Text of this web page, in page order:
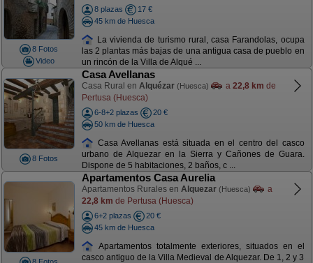
8 Fotos
Video
8 plazas
17 €
45 km de Huesca
La vivienda de turismo rural, casa Farandolas, ocupa
las 2 plantas más bajas de una antigua casa de pueblo en
un rincón de la Villa de Alqué ...
8 Fotos
Casa Avellanas
Casa Rural en Alquézar (Huesca) a 22,8 km de
Pertusa (Huesca)
6-8+2 plazas
20 €
50 km de Huesca
Casa Avellanas está situada en el centro del casco
urbano de Alquezar en la Sierra y Cañones de Guara.
Dispone de 5 habitaciones, 2 baños, c ...
Apartamentos Casa Aurelia
Apartamentos Rurales en Alquezar (Huesca)
a
22,8 km de Pertusa (Huesca)
6+2 plazas
20 €
45 km de Huesca
Apartamentos totalmente exteriores, situados en el
casco antiguo de la Villa Medieval de Alquezar. De 1, 2 y 3